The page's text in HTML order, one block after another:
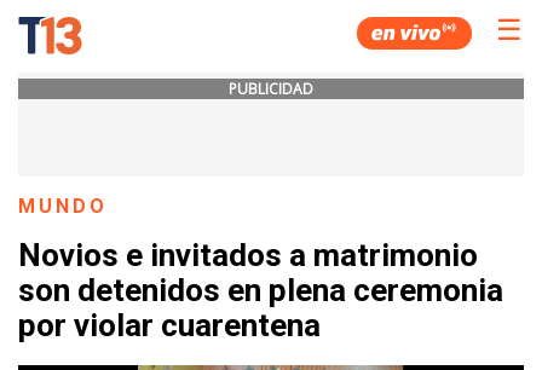
☰
PUBLICIDAD
MUNDO
Novios e invitados a matrimonio
son detenidos en plena ceremonia
por violar cuarentena